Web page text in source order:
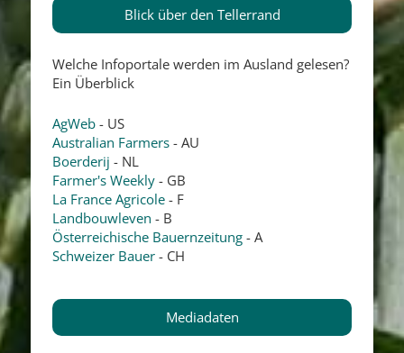
Blick über den Tellerrand
Welche Infoportale werden im Ausland gelesen?
Ein Überblick
AgWeb - US
Australian Farmers - AU
Boerderij - NL
Farmer's Weekly - GB
La France Agricole - F
Landbouwleven - B
Österreichische Bauernzeitung - A
Schweizer Bauer - CH
Mediadaten